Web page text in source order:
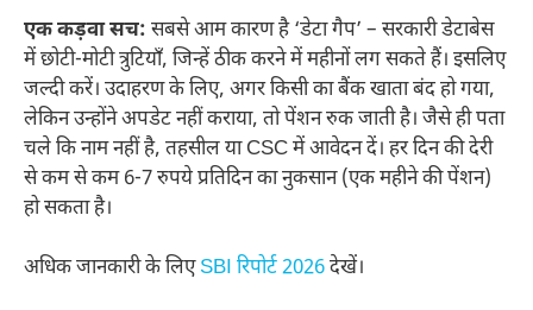
एक कड़वा सच: सबसे आम कारण है ‘डेटा गैप’ – सरकारी डेटाबेस
में छोटी-मोटी त्रुटियाँ, जिन्हें ठीक करने में महीनों लग सकते हैं। इसलिए
जल्दी करें। उदाहरण के लिए, अगर किसी का बैंक खाता बंद हो गया,
लेकिन उन्होंने अपडेट नहीं कराया, तो पेंशन रुक जाती है। जैसे ही पता
चले कि नाम नहीं है, तहसील या CSC में आवेदन दें। हर दिन की देरी
से कम से कम 6-7 रुपये प्रतिदिन का नुकसान (एक महीने की पेंशन)
हो सकता है।
अधिक जानकारी के लिएSBI रिपोर्ट 2026देखें।